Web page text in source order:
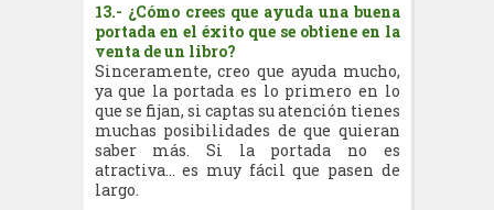
13.- ¿Cómo crees que ayuda una buena
portada en el éxito que se obtiene en la
venta de un libro?
Sinceramente, creo que ayuda mucho,
ya que la portada es lo primero en lo
que se fijan, si captas su atención tienes
muchas posibilidades de que quieran
saber más. Si la portada no es
atractiva… es muy fácil que pasen de
largo.